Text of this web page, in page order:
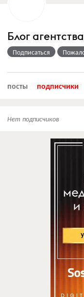
Блог
Подписаться
посты подписчики
Нет подписчиков